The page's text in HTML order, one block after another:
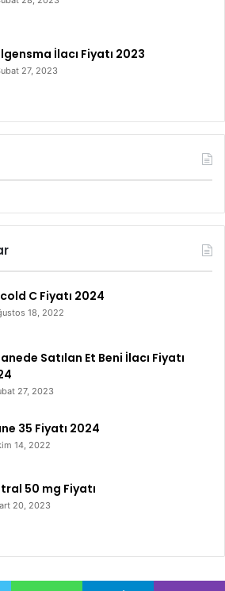
İlacı Fiyatı 2023
27, 2023
C Fiyatı 2024
18, 2022
Satılan Et Beni İlacı Fiyatı
27, 2023
35 Fiyatı 2024
14, 2022
50 mg Fiyatı
20, 2023